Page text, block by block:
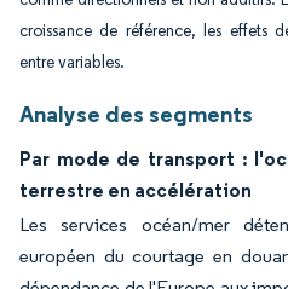
croissance de référence, les effets
entre variables.
Analyse des segments
Par mode de transport :
terrestre en accélération
Les services océan/mer
européen du courtage en